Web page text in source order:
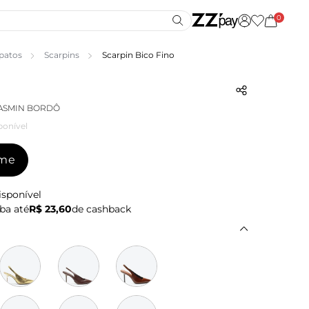
0
Scarpins Scarpin Bico Fino
BORDÔ
atéR$ 23,60de cashback